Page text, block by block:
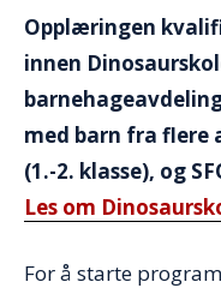
Opplæringen
innen
med barn fra flere
(1.-2. klasse), og
Les om
For å starte